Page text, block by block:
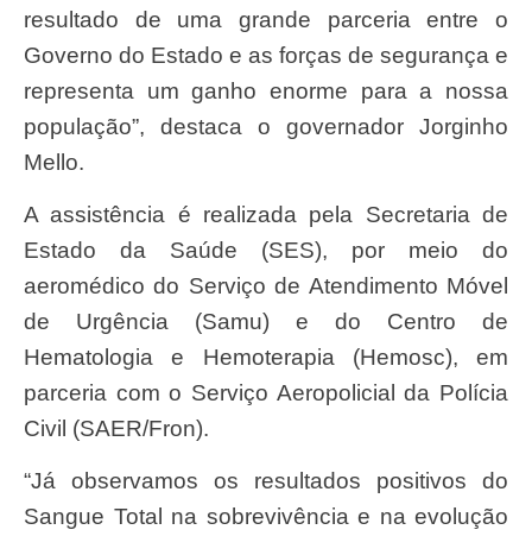
resultado de uma grande parceria entre o
Governo do Estado e as forças de segurança e
representa um ganho enorme para a nossa
população”, destaca o governador Jorginho
Mello.
A assistência é realizada pela Secretaria de
Estado da Saúde (SES), por meio do
aeromédico do Serviço de Atendimento Móvel
de Urgência (Samu) e do Centro de
Hematologia e Hemoterapia (Hemosc), em
parceria com o Serviço Aeropolicial da Polícia
Civil (SAER/Fron).
“Já observamos os resultados positivos do
Sangue Total na sobrevivência e na evolução